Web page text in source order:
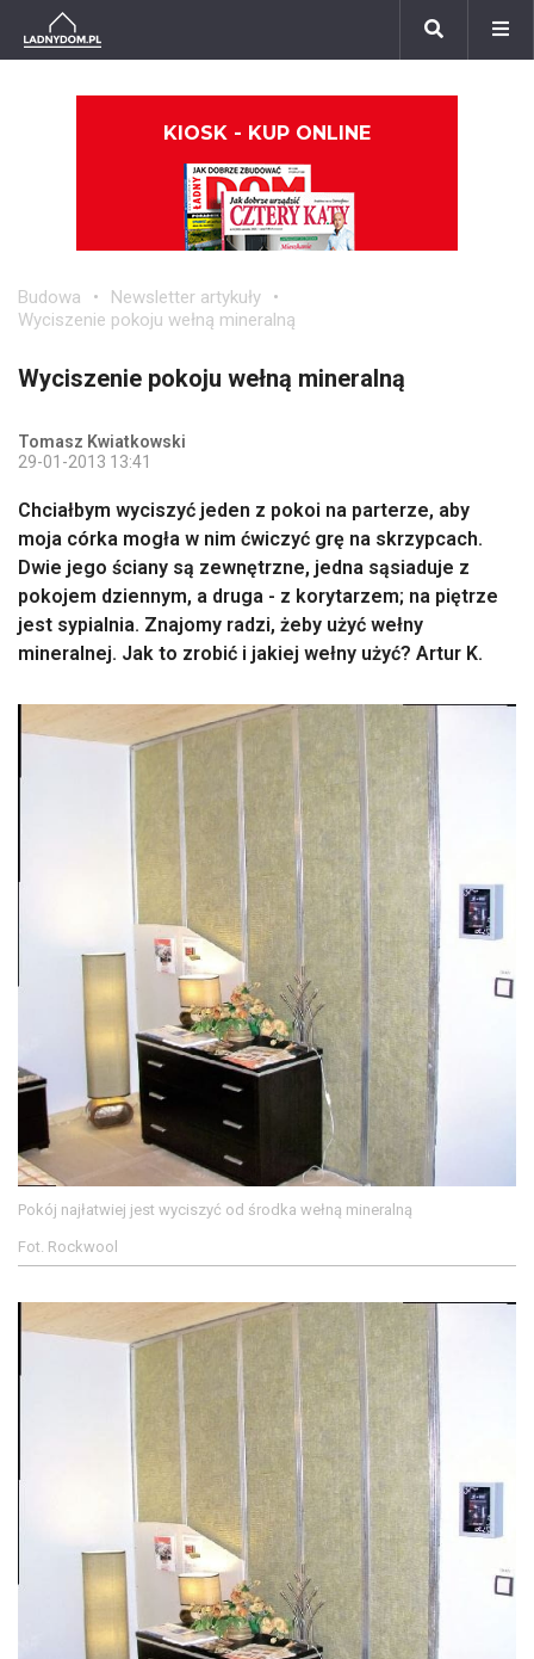
KIOSK - KUP ONLINE
Budowa
Newsletter artykuły
Wyciszenie pokoju wełną mineralną
Wyciszenie pokoju wełną mineralną
Tomasz Kwiatkowski
29-01-2013 13:41
Chciałbym wyciszyć jeden z pokoi na parterze, aby
moja córka mogła w nim ćwiczyć grę na skrzypcach.
Dwie jego ściany są zewnętrzne, jedna sąsiaduje z
pokojem dziennym, a druga - z korytarzem; na piętrze
jest sypialnia. Znajomy radzi, żeby użyć wełny
mineralnej. Jak to zrobić i jakiej wełny użyć? Artur K.
Pokój najłatwiej jest wyciszyć od środka wełną mineralną
Fot. Rockwool